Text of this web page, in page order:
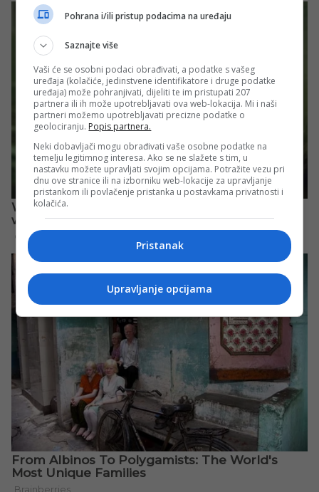
Pohrana i/ili pristup podacima na uređaju
Saznajte više
Vaši će se osobni podaci obrađivati, a podatke s vašeg
uređaja (kolačiće, jedinstvene identifikatore i druge podatke
uređaja) može pohranjivati, dijeliti te im pristupati 207
partnera ili ih može upotrebljavati ova web-lokacija. Mi i naši
partneri možemo upotrebljavati precizne podatke o
geolociranju. Popis partnera.
Neki dobavljači mogu obrađivati vaše osobne podatke na
temelju legitimnog interesa. Ako se ne slažete s tim, u
nastavku možete upravljati svojim opcijama. Potražite vezu pri
dnu ove stranice ili na izborniku web-lokacije za upravljanje
pristankom ili povlačenje pristanka u postavkama privatnosti i
kolačića.
Pristanak
Upravljanje opcijama